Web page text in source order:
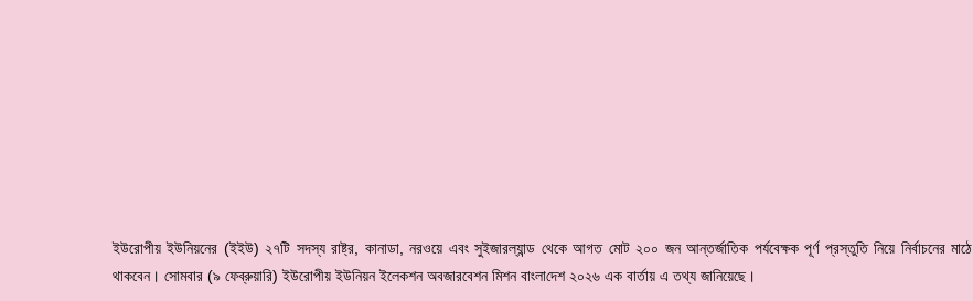
ইউরোপীয় ইউনিয়নের (ইইউ) ২৭টি সদস্য রাষ্ট্র, কানাডা, নরওয়ে এবং সুইজারল্যান্ড থেকে আগত মোট ২০০ জন আন্তর্জাতিক পর্যবেক্ষক পূর্ণ প্রস্তুতি নিয়ে নির্বাচনের মাঠে
থাকবেন। সোমবার (৯ ফেব্রুয়ারি) ইউরোপীয় ইউ‌নিয়ন ইলেকশন অবজারবেশন মিশন বাংলা‌দেশ ২০২৬ এক বার্তায় এ তথ্য জানিয়েছে।